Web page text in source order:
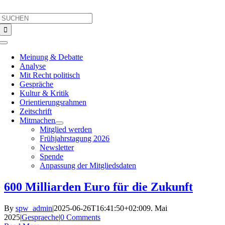
to
content
Toggle
NavigationMeinung & Debatte
Analyse
Mit Recht politisch
Gespräche
Kultur & Kritik
Orientierungsrahmen
Zeitschrift
Mitmachen
Mitglied werden
Frühjahrstagung 2026
Newsletter
Spende
Anpassung der Mitgliedsdaten
600 Milliarden Euro für die Zukunft
By spw_admin|2025-06-26T16:41:50+02:009. Mai
2025|Gespraeche|0 Comments